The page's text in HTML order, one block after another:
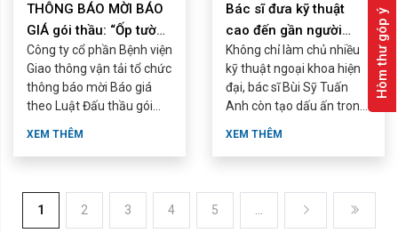
THÔNG BÁO MỜI BÁO
GIÁ gói thầu: “Ốp tường
bằng tấm nhựa tại một
số ...
Công ty cổ phần Bệnh viện
Giao thông vận tải tổ chức
thông báo mời Báo giá
theo Luật Đấu thầu gói
thầu: “Ốp tường bằng tấm
XEM THÊM
Bác sĩ đưa kỹ thuật
cao đến gần người
bệnh
Không chỉ làm chủ nhiều
kỹ thuật ngoại khoa hiện
đại, bác sĩ Bùi Sỹ Tuấn
Anh còn tạo dấu ấn trong
quản trị bệnh viện, nghiên
XEM THÊM
1 2 3 4 5
Hòm thư góp ý